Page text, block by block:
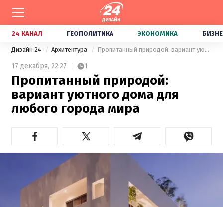
24 КАНАЛ ГЕОПОЛИТИКА ЭКОНОМИКА
Дизайн 24 Архитектура Пропитанный природой: вариант уютного дома для любого города мира
17 декабря, 22:27 1
Пропитанный природой:
вариант уютного дома для
любого города мира